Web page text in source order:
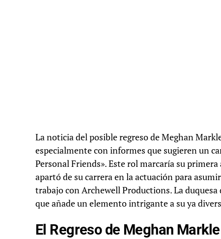
La noticia del posible regreso de Meghan
especialmente con informes que sugieren un
Personal Friends». Este rol marcaría su
apartó de su carrera en la actuación para
trabajo con Archewell Productions. La duquesa
que añade un elemento intrigante a su ya
El Regreso de Meghan